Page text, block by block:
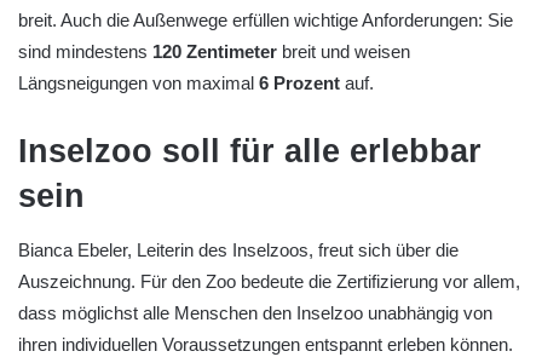
breit. Auch die Außenwege erfüllen wichtige Anforderungen: Sie
sind mindestens 120 Zentimeter breit und weisen
Längsneigungen von maximal 6 Prozent auf.
Inselzoo soll für alle erlebbar
sein
Bianca Ebeler, Leiterin des Inselzoos, freut sich über die
Auszeichnung. Für den Zoo bedeute die Zertifizierung vor allem,
dass möglichst alle Menschen den Inselzoo unabhängig von
ihren individuellen Voraussetzungen entspannt erleben können.